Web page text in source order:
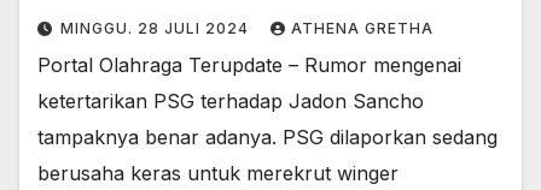
MINGGU. 28 JULI 2024 ATHENA GRETHA
Portal Olahraga Terupdate – Rumor mengenai
ketertarikan PSG terhadap Jadon Sancho
tampaknya benar adanya. PSG dilaporkan sedang
berusaha keras untuk merekrut winger